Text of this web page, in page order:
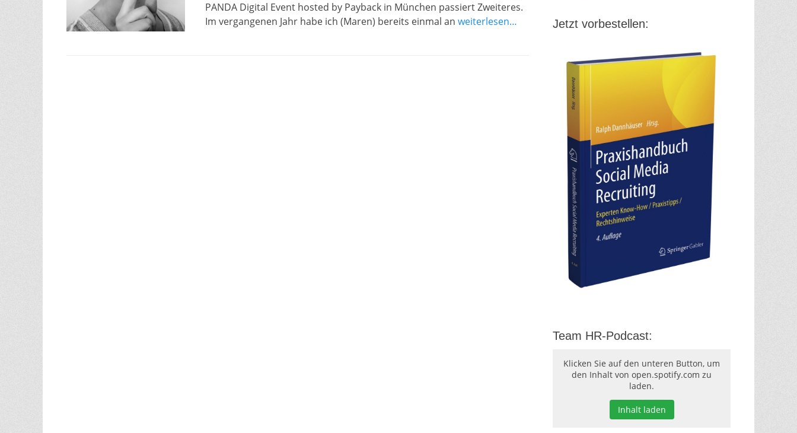
PANDA Digital Event hosted by Payback in München passiert Zweiteres.
Im vergangenen Jahr habe ich (Maren) bereits einmal an weiterlesen… Jetzt vorbestellen:
Team HR-Podcast:
Klicken Sie auf den unteren Button, um
den Inhalt von open.spotify.com zu
laden.
Inhalt laden